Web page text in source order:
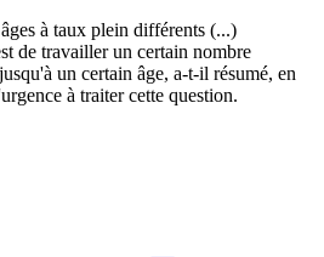
à taux plein différents (...)
de travailler un certain nombre
un certain âge, a-t-il résumé, en
à traiter cette question.